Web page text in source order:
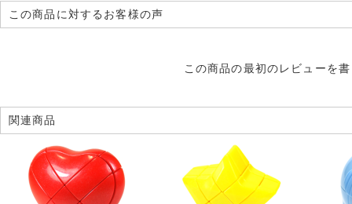
この商品に対するお客様の声
この商品の最初のレビューを
関連商品